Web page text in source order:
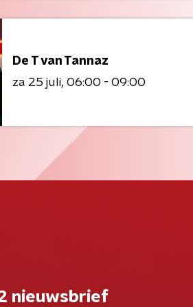
De T van Tannaz
za 25 juli 06:00 - 09:00
nieuwsbrief